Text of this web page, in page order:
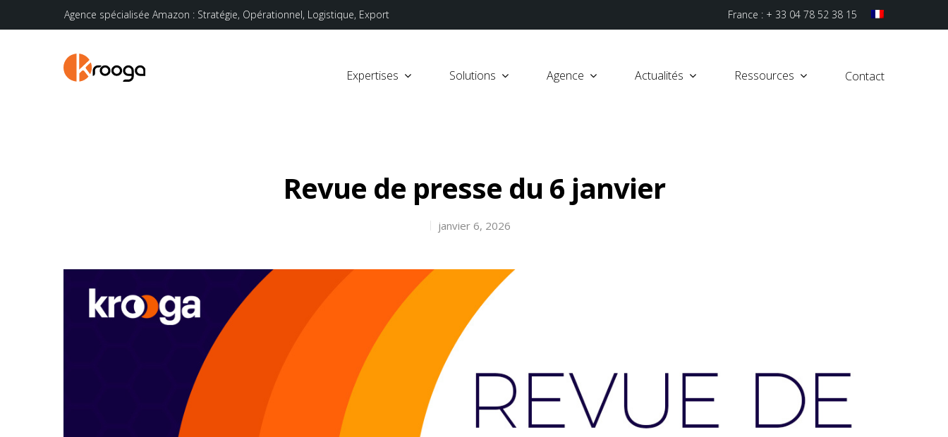
Agence spécialisée Amazon : Stratégie, Opérationnel, Logistique, Export France : + 33 04 78 52 38 15
Expertises Solutions Agence Actualités Ressources Contact
Revue de presse du 6 janvier
janvier 6, 2026